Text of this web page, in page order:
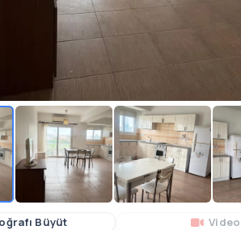
Büyüt Video